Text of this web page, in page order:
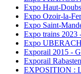
Expo Haut-
Expo Ozoir-la-
Expo Saint-
Expo trains 2023
Expo
Exporail 2015 -
Exporail
EXPOSITION :